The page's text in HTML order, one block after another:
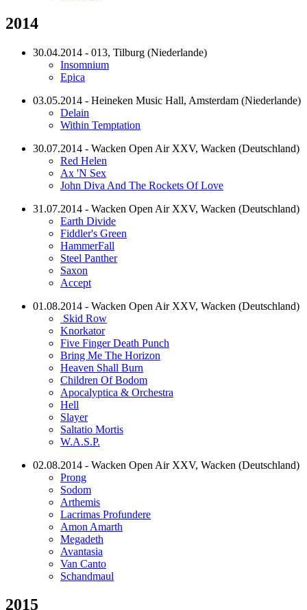
2014
30.04.2014 - 013, Tilburg (Niederlande)
Insomnium
Epica
03.05.2014 - Heineken Music Hall, Amsterdam (Niederlande)
Delain
Within Temptation
30.07.2014 - Wacken Open Air XXV, Wacken (Deutschland)
Red Helen
Ax 'N Sex
John Diva And The Rockets Of Love
31.07.2014 - Wacken Open Air XXV, Wacken (Deutschland)
Earth Divide
Fiddler's Green
HammerFall
Steel Panther
Saxon
Accept
01.08.2014 - Wacken Open Air XXV, Wacken (Deutschland)
Skid Row
Knorkator
Five Finger Death Punch
Bring Me The Horizon
Heaven Shall Burn
Children Of Bodom
Apocalyptica & Orchestra
Hell
Slayer
Saltatio Mortis
W.A.S.P.
02.08.2014 - Wacken Open Air XXV, Wacken (Deutschland)
Prong
Sodom
Arthemis
Lacrimas Profundere
Amon Amarth
Megadeth
Avantasia
Van Canto
Schandmaul
2015